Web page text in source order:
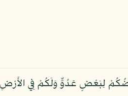
لِبَعْضٍ عَدُوٌّ وَلَكُمْ فِي